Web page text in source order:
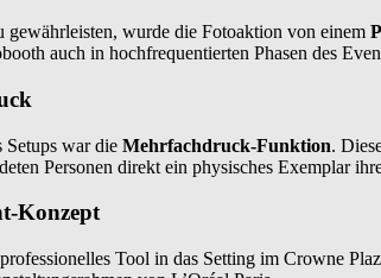
wurde die Fotoaktion von einem
auch in hochfrequentierten Phasen des
Setups war die Mehrfachdruck-Funktion.
Personen direkt ein physisches Exemplar
Konzept
Tool in das Setting im Crowne